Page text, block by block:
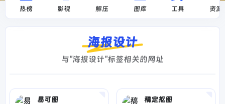
热榜 影视 解压 图库 工具 资源
海报设计
与"海报设计"标签相关的网址
易可图 稿定抠图